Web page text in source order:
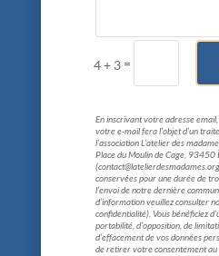
4 + 3 =
En inscrivant votre adresse
votre e-mail fera l’objet d’un
l’association L’atelier des
Place du Moulin de Cage, 93450
conservées pour une durée de
l’envoi de notre dernière
d’information veuillez consulter
confidentialité). Vous bénéficiez
portabilité, d’opposition, de
d’effacement de vos données
de retirer votre consentement